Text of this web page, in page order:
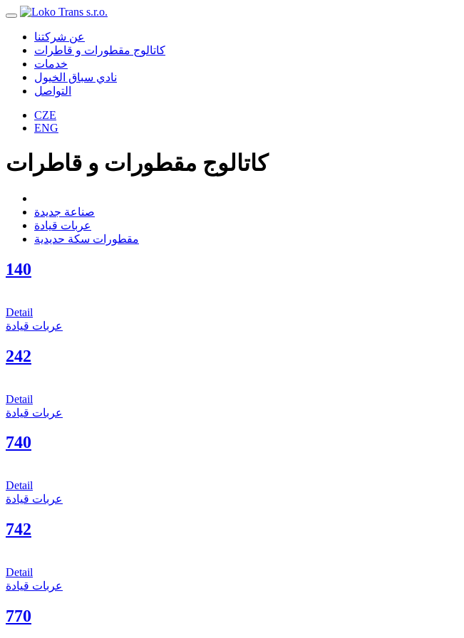
عن شركتنا
كاتالوج مقطورات و قاطرات
خدمات
نادي سباق الخيول
التواصل
CZE
ENG
كاتالوج مقطورات و قاطرات
صناعة جديدة
عربات قيادة
مقطورات سكة حديدية
140
Detail
عربات قيادة
242
Detail
عربات قيادة
740
Detail
عربات قيادة
742
Detail
عربات قيادة
770